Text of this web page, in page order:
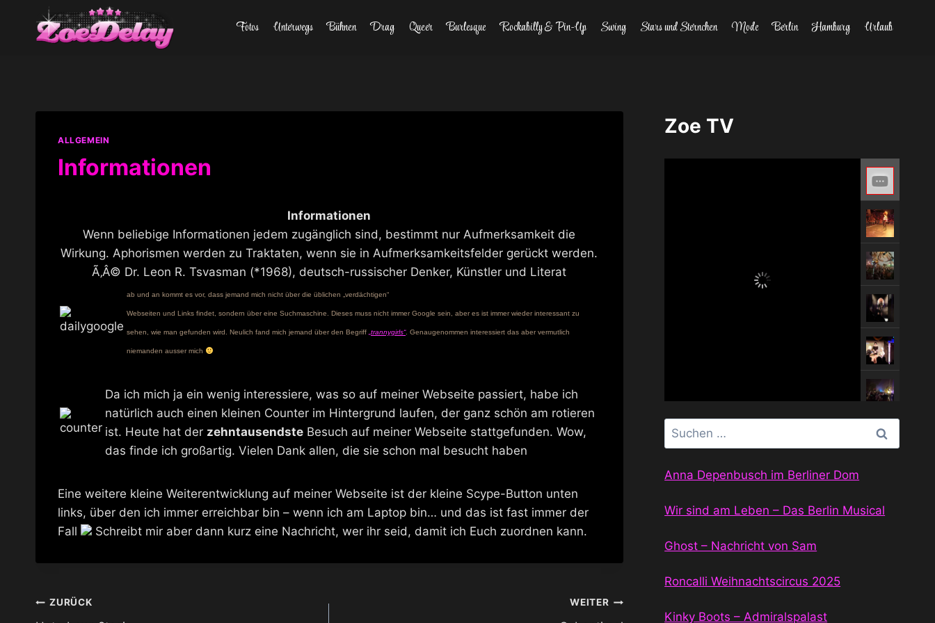
springen
Fotos Unterwegs Bühnen Drag Queer Burlesque Rockabilly & Pin-Up Swing Stars und Sternchen Mode Berlin Hamburg Urlaub
ALLGEMEIN
Informationen
Informationen
Wenn beliebige Informationen jedem zugänglich sind, bestimmt nur Aufmerksamkeit die
Wirkung. Aphorismen werden zu Traktaten, wenn sie in Aufmerksamkeitsfelder gerückt werden.
Ã‚Â© Dr. Leon R. Tsvasman (*1968), deutsch-russischer Denker, Künstler und Literat
ab und an kommt es vor, dass jemand mich nicht über die üblichen „verdächtigen“
Webseiten und Links findet, sondern über eine Suchmaschine. Dieses muss nicht immer Google sein, aber es ist immer wieder interessant zu
sehen, wie man gefunden wird. Neulich fand mich jemand über den Begriff „trannygirls“. Genaugenommen interessiert das aber vermutlich
niemanden ausser mich
Da ich mich ja ein wenig interessiere, was so auf meiner Webseite passiert, habe ich
natürlich auch einen kleinen Counter im Hintergrund laufen, der ganz schön am rotieren
ist. Heute hat der zehntausendste Besuch auf meiner Webseite stattgefunden. Wow,
das finde ich großartig. Vielen Dank allen, die sie schon mal besucht haben
Eine weitere kleine Weiterentwicklung auf meiner Webseite ist der kleine Scype-Button unten
links, über den ich immer erreichbar bin – wenn ich am Laptop bin… und das ist fast immer der
Fall
Schreibt mir aber dann kurz eine Nachricht, wer ihr seid, damit ich Euch zuordnen kann.
Beitragsnavigation
ZURÜCK WEITER
Zoe TV
Suchen
nach:
Anna Depenbusch im Berliner Dom
Wir sind am Leben – Das Berlin Musical
Ghost – Nachricht von Sam
Roncalli Weihnachtscircus 2025
Kinky Boots – Admiralspalast